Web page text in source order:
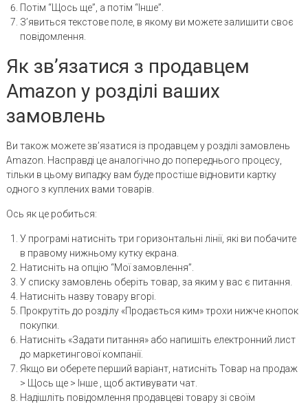
Потім “Щось ще”, а потім “Інше”.
З’явиться текстове поле, в якому ви можете залишити своє
повідомлення.
Як зв’язатися з продавцем
Amazon у розділі ваших
замовлень
Ви також можете зв’язатися із продавцем у розділі замовлень
Amazon. Насправді це аналогічно до попереднього процесу,
тільки в цьому випадку вам буде простіше відновити картку
одного з куплених вами товарів.
Ось як це робиться:
У програмі натисніть три горизонтальні лінії, які ви побачите
в правому нижньому кутку екрана.
Натисніть на опцію “Мої замовлення”.
У списку замовлень оберіть товар, за яким у вас є питання.
Натисніть назву товару вгорі.
Прокрутіть до розділу «Продається ким» трохи нижче кнопок
покупки.
Натисніть «Задати питання» або напишіть електронний лист
до маркетингової компанії.
Якщо ви оберете перший варіант, натисніть Товар на продаж
> Щось ще > Інше , щоб активувати чат.
Надішліть повідомлення продавцеві товару зі своїм